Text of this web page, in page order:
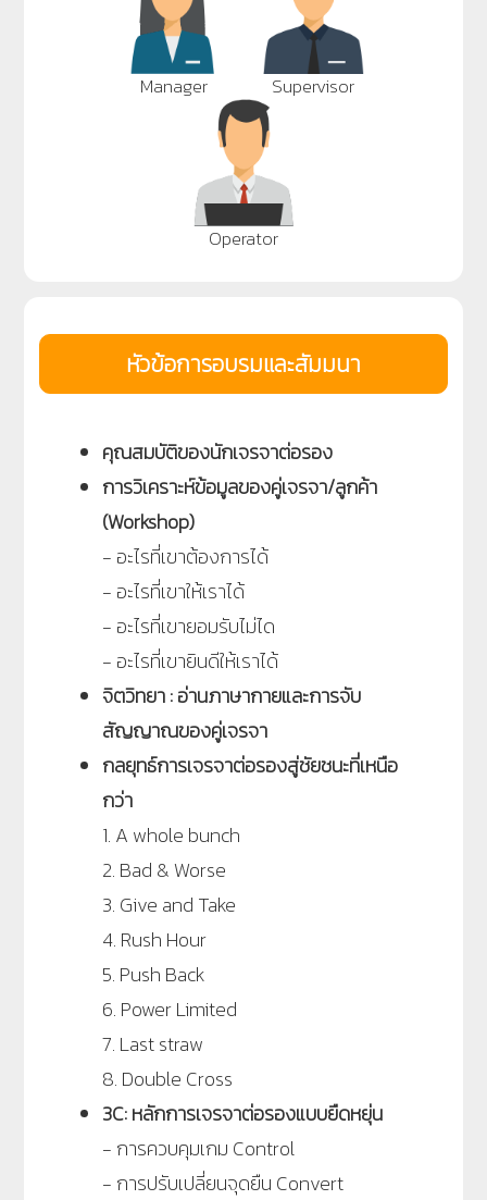
Manager Supervisor
Operator
หัวข้อการอบรมและสัมมนา
คุณสมบัติของนักเจรจาต่อรอง
การวิเคราะห์ข้อมูลของคู่เจรจา/ลูกค้า
(Workshop)
- อะไรที่เขาต้องการได้
- อะไรที่เขาให้เราได้
- อะไรที่เขายอมรับไม่ได
- อะไรที่เขายินดีให้เราได้
จิตวิทยา : อ่านภาษากายและการจับ
สัญญาณของคู่เจรจา
กลยุทธ์การเจรจาต่อรองสู่ชัยชนะที่เหนือ
กว่า
1. A whole bunch
2. Bad & Worse
3. Give and Take
4. Rush Hour
5. Push Back
6. Power Limited
7. Last straw
8. Double Cross
3C: หลักการเจรจาต่อรองแบบยืดหยุ่น
- การควบคุมเกม Control
- การปรับเปลี่ยนจุดยืน Convert